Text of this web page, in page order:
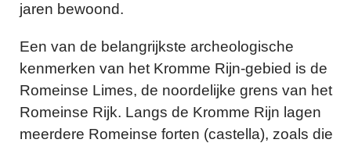
jaren bewoond.
Een van de belangrijkste archeologische
kenmerken van het Kromme Rijn-gebied is de
Romeinse Limes, de noordelijke grens van het
Romeinse Rijk. Langs de Kromme Rijn lagen
meerdere Romeinse forten (castella), zoals die